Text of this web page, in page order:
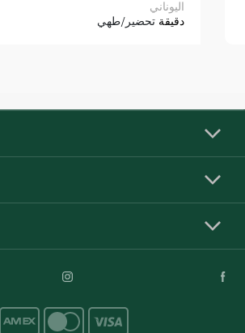
اليوناني
دقيقة تحضير/طهي